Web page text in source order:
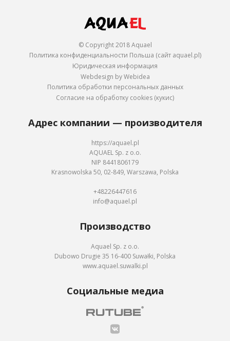
© Copyright 2018 Aquael
Политика конфиденциальности Польша (сайт aquael.pl)
Юридическая информация
Webdesign by Webidea
Политика обработки персональных данных
Согласие на обработку cookies (кукис)
Адрес компании — производителя
https://aquael.pl
AQUAEL Sp. z o.o.
NIP 8441806179
Krasnowolska 50, 02-849, Warszawa, Polska
+48226447616
info@aquael.pl
Производство
Aquael Sp. z o.o.
Dubowo Drugie 35 16-400 Suwałki, Polska
www.aquael.suwalki.pl
Социальные медиа